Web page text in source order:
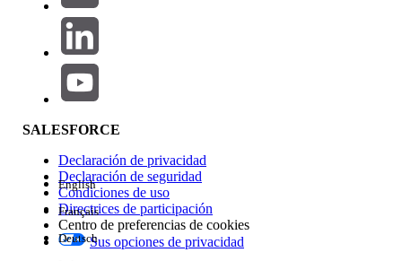
Área de productos
Repercusión de función
Edición
SALESFORCE
Declaración de privacidad
Declaración de seguridad
Condiciones de uso
Directrices de participación
Centro de preferencias de cookies
Sus opciones de privacidad
English
Français
Deutsch